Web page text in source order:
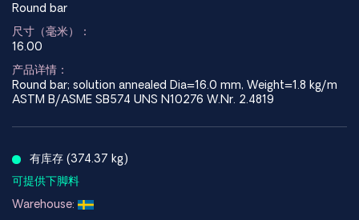
Round bar
尺寸（毫米）：
16.00
产品详情：
Round bar; solution annealed Dia=16.0 mm, Weight=1.8 kg/m
ASTM B/ASME SB574 UNS N10276 W.Nr. 2.4819
有库存 (374.37 kg)
可提供下脚料
Warehouse: